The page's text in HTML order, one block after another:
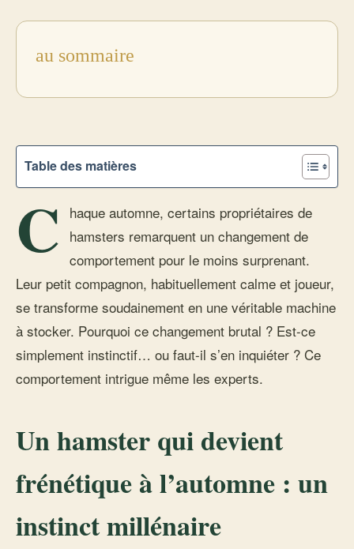
au sommaire
Table des matières
C haque automne, certains propriétaires de
hamsters remarquent un changement de
comportement pour le moins surprenant.
Leur petit compagnon, habituellement calme et joueur,
se transforme soudainement en une véritable machine
à stocker. Pourquoi ce changement brutal ? Est-ce
simplement instinctif… ou faut-il s’en inquiéter ? Ce
comportement intrigue même les experts.
Un hamster qui devient
frénétique à l’automne : un
instinct millénaire